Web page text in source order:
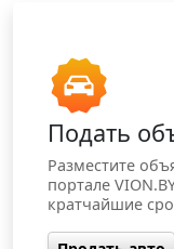
Подать
Разместите
портале
кратчайшие